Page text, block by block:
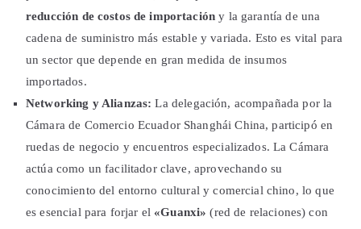
reducción de costos de importación y la garantía de una
cadena de suministro más estable y variada. Esto es vital para
un sector que depende en gran medida de insumos
importados.
Networking y Alianzas: La delegación, acompañada por la
Cámara de Comercio Ecuador Shanghái China, participó en
ruedas de negocio y encuentros especializados. La Cámara
actúa como un facilitador clave, aprovechando su
conocimiento del entorno cultural y comercial chino, lo que
es esencial para forjar el «Guanxi» (red de relaciones) con